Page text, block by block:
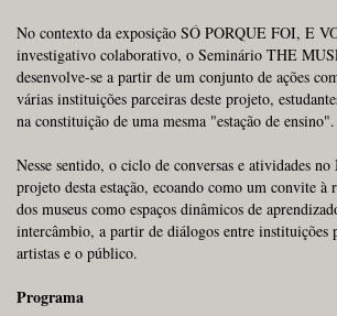
No contexto da exposição SÓ PORQUE FOI, E
investigativo colaborativo, o Seminário THE
desenvolve-se a partir de um conjunto de ações
várias instituições parceiras deste projeto,
na constituição de uma mesma "estação de ensino".
Nesse sentido, o ciclo de conversas e atividades
projeto desta estação, ecoando como um convite à
dos museus como espaços dinâmicos de
intercâmbio, a partir de diálogos entre instituições
artistas e o público.
Programa